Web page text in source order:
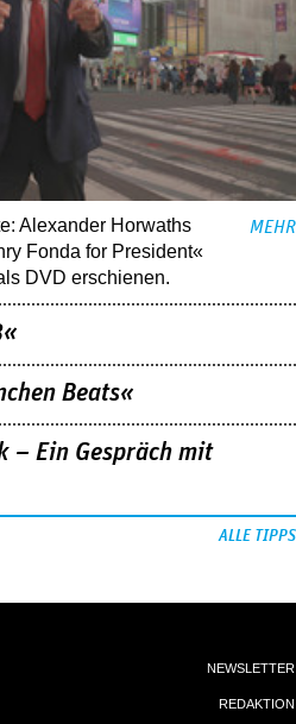
Alexander Horwaths
Fonda for President«
DVD erschienen.
MEHR
Beats«
– Ein Gespräch mit
ALLE TIPPS
NEWSLETTER
REDAKTION